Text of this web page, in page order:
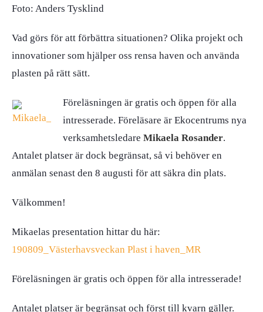
Foto: Anders Tysklind
Vad görs för att förbättra situationen? Olika projekt och
innovationer som hjälper oss rensa haven och använda
plasten på rätt sätt.
Föreläsningen är gratis och öppen för alla
intresserade. Föreläsare är Ekocentrums nya
verksamhetsledare Mikaela Rosander.
Antalet platser är dock begränsat, så vi behöver en
anmälan senast den 8 augusti för att säkra din plats.
Välkommen!
Mikaelas presentation hittar du här:
190809_Västerhavsveckan Plast i haven_MR
Föreläsningen är gratis och öppen för alla intresserade!
Antalet platser är begränsat och först till kvarn gäller.